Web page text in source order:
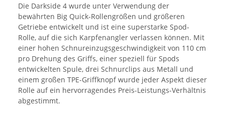
Die Darkside 4 wurde unter Verwendung der
bewährten Big Quick-Rollengrößen und größeren
Getriebe entwickelt und ist eine superstarke Spod-
Rolle, auf die sich Karpfenangler verlassen können. Mit
einer hohen Schnureinzugsgeschwindigkeit von 110 cm
pro Drehung des Griffs, einer speziell für Spods
entwickelten Spule, drei Schnurclips aus Metall und
einem großen TPE-Griffknopf wurde jeder Aspekt dieser
Rolle auf ein hervorragendes Preis-Leistungs-Verhältnis
abgestimmt.